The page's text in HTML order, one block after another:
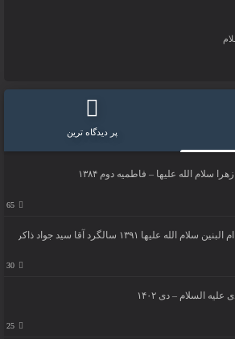
پر دیدگاه ترین
سلام الله علیها – فاطمیه دوم ۱۳۸۴
65
علیها ۱۳۹۱ سالگرد آقا سید جواد ذاکر
30
السلام – دی ۱۴۰۲
25